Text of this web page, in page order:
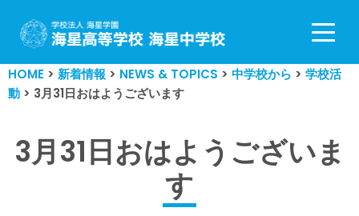
コ
ン
テ
ン
へ
ス
HOME > 新着情報 > NEWS & TOPICS > 中学校から > 学校活
動 > 3月31日おはようございます
3月31日おはようございま
す